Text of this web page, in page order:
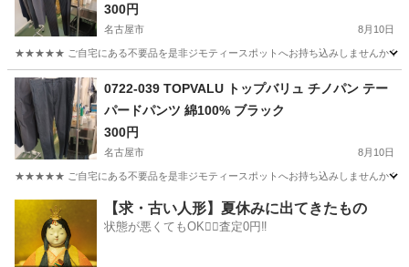
300円
名古屋市 8月10日
★★★★★ ご自宅にある不要品を是非ジモティースポットへお持ち込みしませんか？
愛知 名古屋市 0722-039 TOPVALU トップバリュ チノパン テー
パードパンツ 綿100% ブラック
300円
名古屋市 8月10日
★★★★★ ご自宅にある不要品を是非ジモティースポットへお持ち込みしませんか？
パンツ テーパードパンツ
【求・古い人形】夏休みに出てきたもの
状態が悪くてもOK🙆‍♀️査定0円‼️